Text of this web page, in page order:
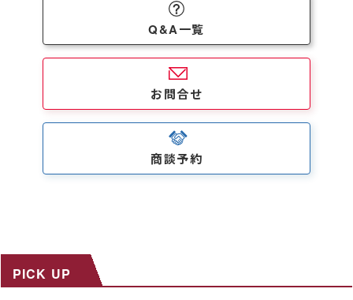
Q&A一覧
お問合せ
商談予約
PICK UP